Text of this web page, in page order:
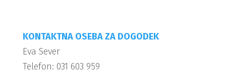
KONTAKTNA OSEBA ZA DOGODEK
Eva Sever
Telefon: 031 603 959